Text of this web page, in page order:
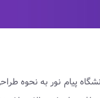
پیام نور به نحوه